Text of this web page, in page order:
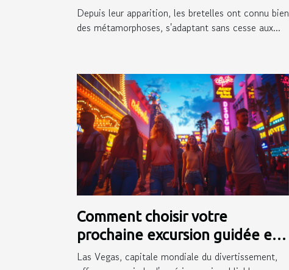
Depuis leur apparition, les bretelles ont connu bien
des métamorphoses, s'adaptant sans cesse aux...
Comment choisir votre
prochaine excursion guidée en
français à Las Vegas
Las Vegas, capitale mondiale du divertissement,